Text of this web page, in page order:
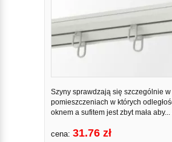
Szyny sprawdzają się szczególnie w
pomieszczeniach w których
oknem a sufitem jest zbyt mała aby...
cena: 31.76 zł